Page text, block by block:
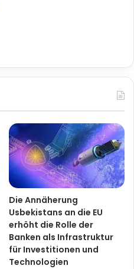
Die Annäherung
Usbekistans an die EU
erhöht die Rolle der
Banken als Infrastruktur
für Investitionen und
Technologien